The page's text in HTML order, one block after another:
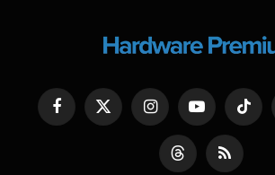
Facebook
X
(Twitter)
InstagramYouTubeTikTok
ThreadsRSS